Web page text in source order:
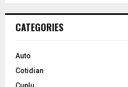
h
o
:
CATEGORIES
Auto
Cotidian